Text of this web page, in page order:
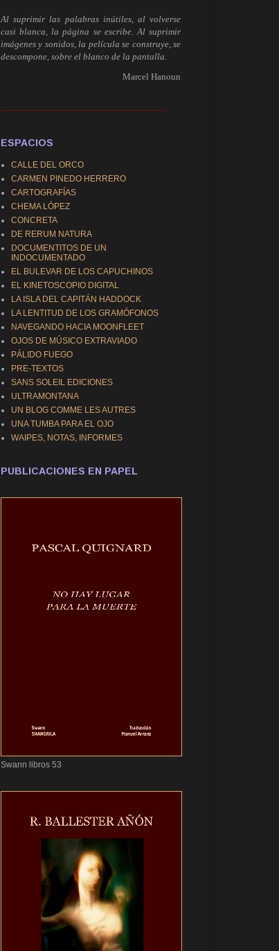
Al suprimir las palabras inútiles, al volverse
casi blanca, la página se escribe. Al suprimir
imágenes y sonidos, la película se construye, se
descompone, sobre el blanco de la pantalla.
Marcel Hanoun
------------------------------------------------------------
ESPACIOS
CALLE DEL ORCO
CARMEN PINEDO HERRERO
CARTOGRAFÍAS
CHEMA LÓPEZ
CONCRETA
DE RERUM NATURA
DOCUMENTITOS DE UN
INDOCUMENTADO
EL BULEVAR DE LOS CAPUCHINOS
EL KINETOSCOPIO DIGITAL
LA ISLA DEL CAPITÁN HADDOCK
LA LENTITUD DE LOS GRAMÓFONOS
NAVEGANDO HACIA MOONFLEET
OJOS DE MÚSICO EXTRAVIADO
PÁLIDO FUEGO
PRE-TEXTOS
SANS SOLEIL EDICIONES
ULTRAMONTANA
UN BLOG COMME LES AUTRES
UNA TUMBA PARA EL OJO
WAIPES, NOTAS, INFORMES
PUBLICACIONES EN PAPEL
Swann libros 53